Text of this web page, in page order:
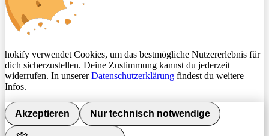
hokify verwendet Cookies, um das bestmögliche Nutzererlebnis für
dich sicherzustellen. Deine Zustimmung kannst du jederzeit
widerrufen. In unsererDatenschutzerklärung findest du weitere
Infos.
Akzeptieren Nur technisch notwendige